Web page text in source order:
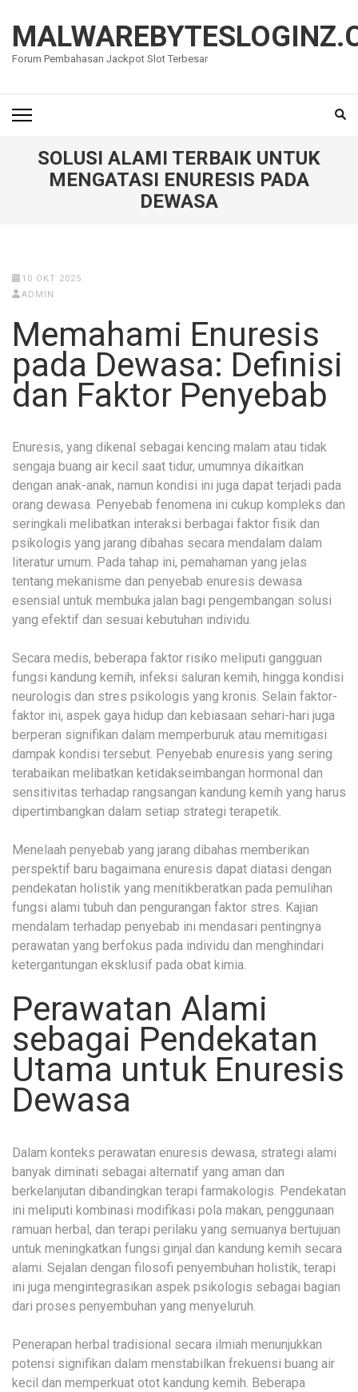
konten
(Tekan
Forum Pembahasan Jackpot Slot Terbesar
SOLUSI ALAMI TERBAIK UNTUK
MENGATASI ENURESIS PADA
DEWASA
10 OKT 2025
ADMIN
Memahami Enuresis
pada Dewasa: Definisi
dan Faktor Penyebab
Enuresis, yang dikenal sebagai kencing malam atau tidak
sengaja buang air kecil saat tidur, umumnya dikaitkan
dengan anak-anak, namun kondisi ini juga dapat terjadi pada
orang dewasa. Penyebab fenomena ini cukup kompleks dan
seringkali melibatkan interaksi berbagai faktor fisik dan
psikologis yang jarang dibahas secara mendalam dalam
literatur umum. Pada tahap ini, pemahaman yang jelas
tentang mekanisme dan penyebab enuresis dewasa
esensial untuk membuka jalan bagi pengembangan solusi
yang efektif dan sesuai kebutuhan individu.
Secara medis, beberapa faktor risiko meliputi gangguan
fungsi kandung kemih, infeksi saluran kemih, hingga kondisi
neurologis dan stres psikologis yang kronis. Selain faktor-
faktor ini, aspek gaya hidup dan kebiasaan sehari-hari juga
berperan signifikan dalam memperburuk atau memitigasi
dampak kondisi tersebut. Penyebab enuresis yang sering
terabaikan melibatkan ketidakseimbangan hormonal dan
sensitivitas terhadap rangsangan kandung kemih yang harus
dipertimbangkan dalam setiap strategi terapetik.
Menelaah penyebab yang jarang dibahas memberikan
perspektif baru bagaimana enuresis dapat diatasi dengan
pendekatan holistik yang menitikberatkan pada pemulihan
fungsi alami tubuh dan pengurangan faktor stres. Kajian
mendalam terhadap penyebab ini mendasari pentingnya
perawatan yang berfokus pada individu dan menghindari
ketergantungan eksklusif pada obat kimia.
Perawatan Alami
sebagai Pendekatan
Utama untuk Enuresis
Dewasa
Dalam konteks perawatan enuresis dewasa, strategi alami
banyak diminati sebagai alternatif yang aman dan
berkelanjutan dibandingkan terapi farmakologis. Pendekatan
ini meliputi kombinasi modifikasi pola makan, penggunaan
ramuan herbal, dan terapi perilaku yang semuanya bertujuan
untuk meningkatkan fungsi ginjal dan kandung kemih secara
alami. Sejalan dengan filosofi penyembuhan holistik, terapi
ini juga mengintegrasikan aspek psikologis sebagai bagian
dari proses penyembuhan yang menyeluruh.
Penerapan herbal tradisional secara ilmiah menunjukkan
potensi signifikan dalam menstabilkan frekuensi buang air
kecil dan memperkuat otot kandung kemih. Beberapa